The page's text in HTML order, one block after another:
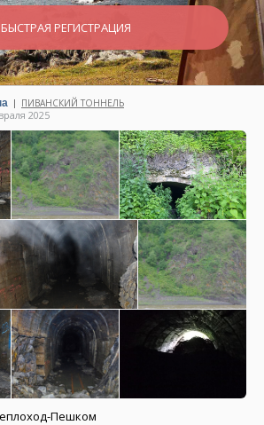
БЫСТРАЯ РЕГИСТРАЦИЯ
| ПИВАНСКИЙ ТОННЕЛЬ
2025
Пешком